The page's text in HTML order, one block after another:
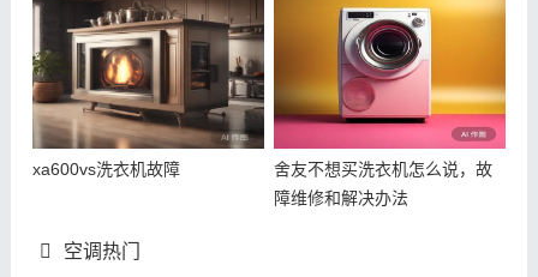
xa600vs洗衣机故障
舍友不想买洗衣机怎么说，故
障维修和解决办法
空调热门